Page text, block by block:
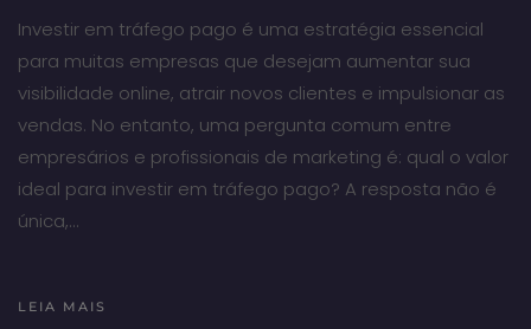
Investir em tráfego pago é uma estratégia essencial
para muitas empresas que desejam aumentar sua
visibilidade online, atrair novos clientes e impulsionar as
vendas. No entanto, uma pergunta comum entre
empresários e profissionais de marketing é: qual o valor
ideal para investir em tráfego pago? A resposta não é
única,…
LEIA MAIS